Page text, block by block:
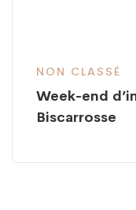
NON CLASSÉ
Week-end
Biscarrosse